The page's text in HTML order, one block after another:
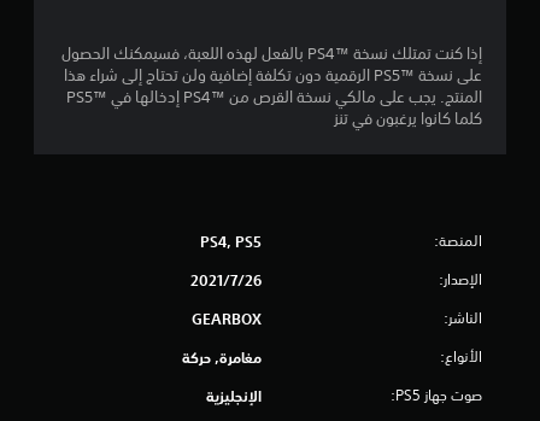
ل
ي
إذا كنت تمتلك نسخة PS4™‎ بالفعل لهذه اللعبة، فسيمكنك الحصول
على نسخة PS5™‎ الرقمية دون تكلفة إضافية ولن تحتاج إلى شراء هذا
المنتج. يجب على مالكي نسخة القرص من PS4™‎ إدخالها في PS5™‎
كلما كانوا يرغبون في تنز
المنصة: PS4, PS5
الإصدار: 26‏/7‏/2021
الناشر: GEARBOX
الأنواع: مغامرة, حركة
صوت جهاز PS5: الإنجليزية